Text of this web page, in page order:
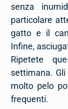
senza
particolare
gatto e il
Infine,
Ripetete
settimana.
molto pelo
frequenti.